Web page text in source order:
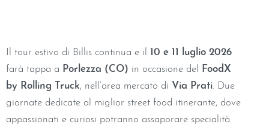
Il tour estivo di Billis continua e il 10 e 11 luglio 2026
farà tappa a Porlezza (CO) in occasione del
FoodX
by Rolling Truck, nell’area mercato di Via Prati. Due
giornate dedicate al miglior street food itinerante, dove
appassionati e curiosi potranno assaporare specialità